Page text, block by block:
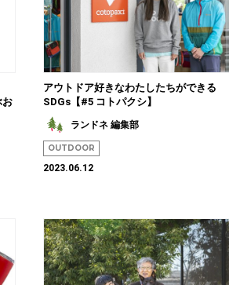
お
アウトドア好きなわたしたちができる
SDGs【#5 コトパクシ】
ランドネ 編集部
OUTDOOR
2023.06.12